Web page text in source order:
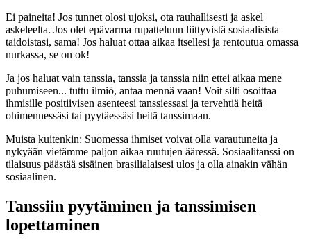
Ei paineita! Jos tunnet olosi ujoksi, ota rauhallisesti ja askel
askeleelta. Jos olet epävarma rupatteluun liittyvistä sosiaalisista
taidoistasi, sama! Jos haluat ottaa aikaa itsellesi ja rentoutua omassa
nurkassa, se on ok!
Ja jos haluat vain tanssia, tanssia ja tanssia niin ettei aikaa mene
puhumiseen... tuttu ilmiö, antaa mennä vaan! Voit silti osoittaa
ihmisille positiivisen asenteesi tanssiessasi ja tervehtiä heitä
ohimennessäsi tai pyytäessäsi heitä tanssimaan.
Muista kuitenkin: Suomessa ihmiset voivat olla varautuneita ja
nykyään vietämme paljon aikaa ruutujen ääressä. Sosiaalitanssi on
tilaisuus päästää sisäinen brasilialaisesi ulos ja olla ainakin vähän
sosiaalinen.
Tanssiin pyytäminen ja tanssimisen
lopettaminen